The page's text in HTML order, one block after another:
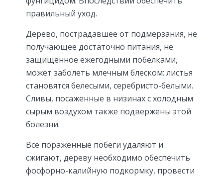
правильный уход.
Дерево, пострадавшее от подмерзания, не
получающее достаточно питания, не
защищенное ежегодными побелками,
может заболеть млечным блеском: листья
становятся белесыми, серебристо-белыми.
Сливы, посаженные в низинах с холодным
сырым воздухом также подвержены этой
болезни.
Все пораженные побеги удаляют и
сжигают, дереву необходимо обеспечить
фосфорно-калийную подкормку, провести